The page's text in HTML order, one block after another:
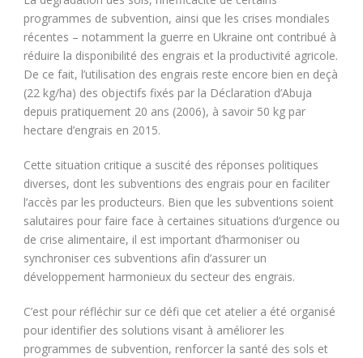
programmes de subvention, ainsi que les crises mondiales
récentes – notamment la guerre en Ukraine ont contribué à
réduire la disponibilité des engrais et la productivité agricole.
De ce fait, l’utilisation des engrais reste encore bien en deçà
(22 kg/ha) des objectifs fixés par la Déclaration d’Abuja
depuis pratiquement 20 ans (2006), à savoir 50 kg par
hectare d’engrais en 2015.
Cette situation critique a suscité des réponses politiques
diverses, dont les subventions des engrais pour en faciliter
l’accès par les producteurs. Bien que les subventions soient
salutaires pour faire face à certaines situations d’urgence ou
de crise alimentaire, il est important d’harmoniser ou
synchroniser ces subventions afin d’assurer un
développement harmonieux du secteur des engrais.
C’est pour réfléchir sur ce défi que cet atelier a été organisé
pour identifier des solutions visant à améliorer les
programmes de subvention, renforcer la santé des sols et